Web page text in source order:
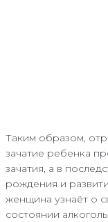
Таким образом,
зачатие ребенка
зачатия, а в
рождения и
женщина узнаёт о
состоянии